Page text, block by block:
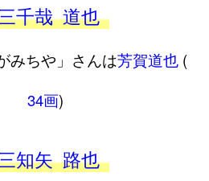
千哉 道也
みちや」さんは芳賀道也(
34画)
知矢 路也